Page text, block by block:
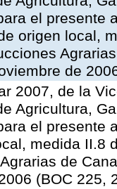
el presente
origen local,
de
2007, de la
Agricultura,
el presente
medida II.8
de
(BOC 225,